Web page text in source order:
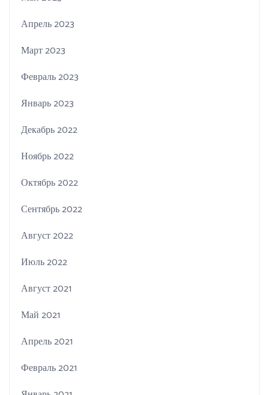
Апрель 2023
Март 2023
Февраль 2023
Январь 2023
Декабрь 2022
Ноябрь 2022
Октябрь 2022
Сентябрь 2022
Август 2022
Июль 2022
Август 2021
Май 2021
Апрель 2021
Февраль 2021